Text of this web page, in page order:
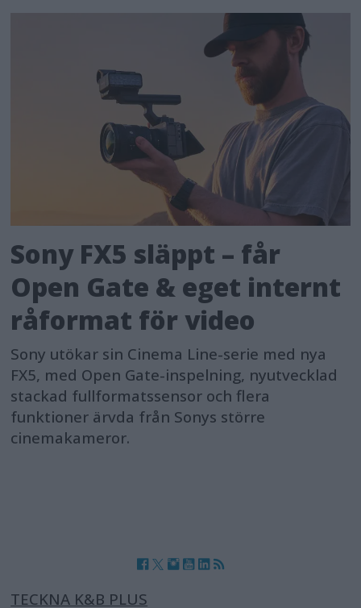
Sony FX5 släppt – får
Open Gate & eget internt
råformat för video
Sony utökar sin Cinema Line-serie med nya
FX5, med Open Gate-inspelning, nyutvecklad
stackad fullformatssensor och flera
funktioner ärvda från Sonys större
cinemakameror.
TECKNA K&B PLUS